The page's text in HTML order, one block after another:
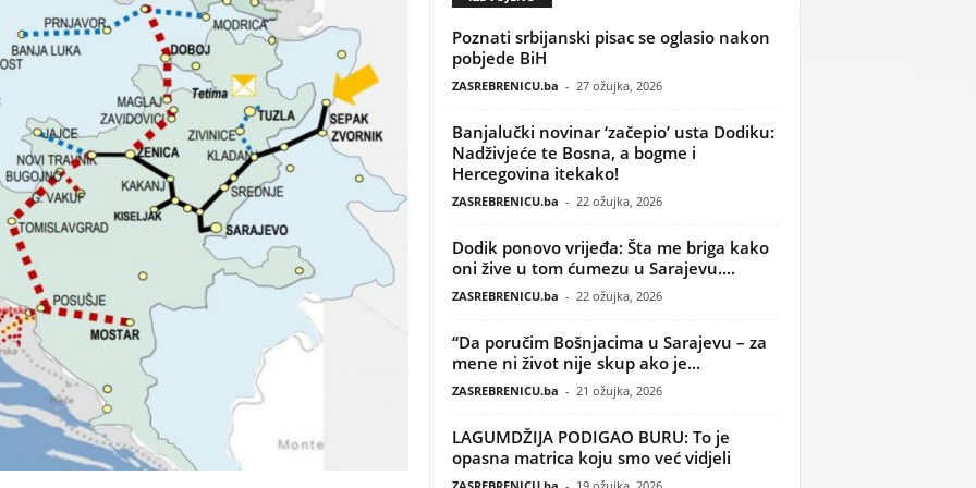
Poznati srbijanski pisac se oglasio nakon
pobjede BiH
ZASREBRENICU.ba - 27 ožujka, 2026
Banjalučki novinar ‘začepio’ usta Dodiku:
Nadživjeće te Bosna, a bogme i
Hercegovina itekako!
ZASREBRENICU.ba - 22 ožujka, 2026
Dodik ponovo vrijeđa: Šta me briga kako
oni žive u tom ćumezu u Sarajevu....
ZASREBRENICU.ba - 22 ožujka, 2026
“Da poručim Bošnjacima u Sarajevu – za
mene ni život nije skup ako je...
ZASREBRENICU.ba - 21 ožujka, 2026
LAGUMDŽIJA PODIGAO BURU: To je
opasna matrica koju smo već vidjeli